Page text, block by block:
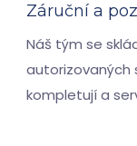
Záruční a
Náš tým se
autorizovaných
kompletují a